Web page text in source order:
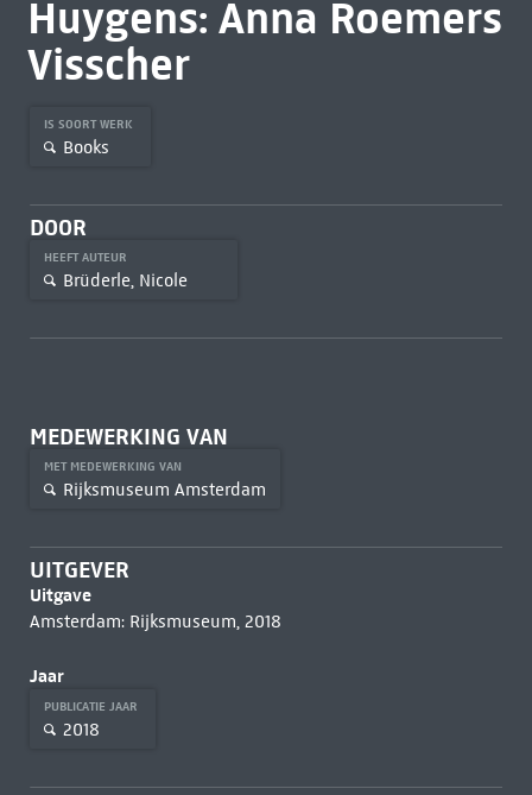
Huygens: Anna Roemers
Visscher
IS SOORT WERK
Books
DOOR
HEEFT AUTEUR
Brüderle, Nicole
MEDEWERKING VAN
MET MEDEWERKING VAN
Rijksmuseum Amsterdam
UITGEVER
Uitgave
Amsterdam: Rijksmuseum, 2018
Jaar
PUBLICATIE JAAR
2018